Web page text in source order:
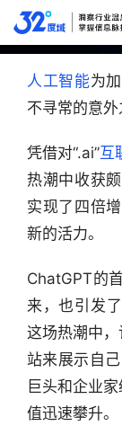
新的数字金
人工智能为
不寻常的意外
凭借对“.ai”互
热潮中收获
实现了四倍
新的活力。
ChatGPT的
来，也引发
这场热潮中，
站来展示自
巨头和企业
值迅速攀升。